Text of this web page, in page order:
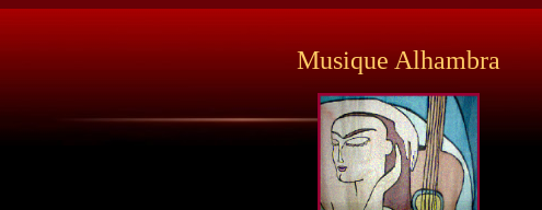
Musique Alhambra